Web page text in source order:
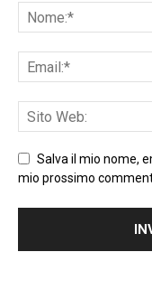
Salva il mio nome,
mio prossimo